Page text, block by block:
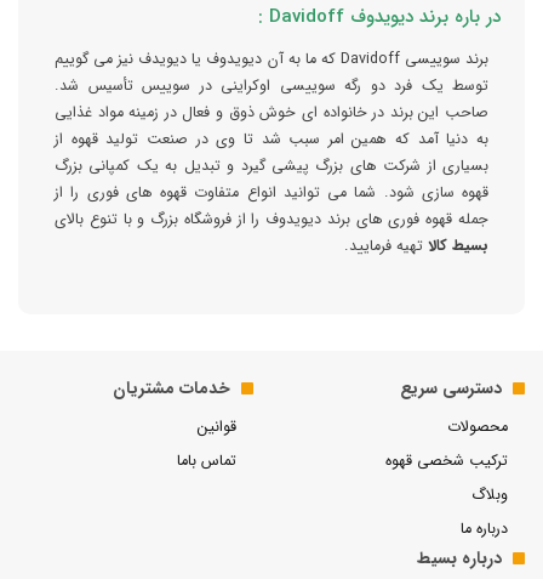
در باره برند دیویدوف Davidoff :
برند سوییسی Davidoff که ما به آن دیویدوف یا دیویدف نیز می گوییم
توسط یک فرد دو رگه سوییسی اوکراینی در سوییس تأسیس شد.
صاحب این برند در خانواده ای خوش ذوق و فعال در زمینه مواد غذایی
به دنیا آمد که همین امر سبب شد تا وی در صنعت تولید قهوه از
بسیاری از شرکت های بزرگ پیشی گیرد و تبدیل به یک کمپانی بزرگ
قهوه سازی شود. شما می توانید انواع متفاوت قهوه های فوری را از
جمله قهوه فوری های برند دیویدوف را از فروشگاه بزرگ و با تنوع بالای
بسیط کالا تهیه فرمایید.
دسترسی سریع
محصولات
ترکیب شخصی قهوه
وبلاگ
درباره ما
خدمات مشتریان
قوانین
تماس باما
درباره بسیط